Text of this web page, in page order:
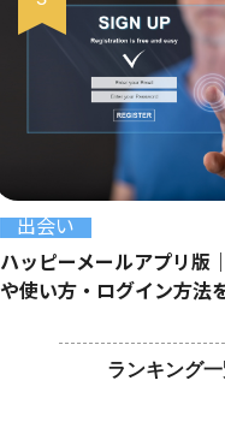
出会い
ハッピーメールアプリ版
や使い方・ログイン方法
ランキング